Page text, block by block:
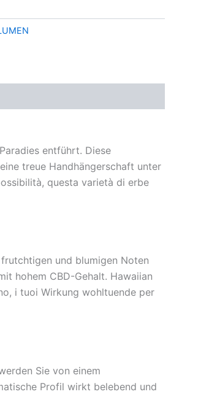
entführt. Diese
treue Handhängerschaft unter
questa varietà di erbe
und blumigen Noten
hohem CBD-Gehalt. Hawaiian
i tuoi Wirkung wohltuende per
Sie von einem
Profil wirkt belebend und